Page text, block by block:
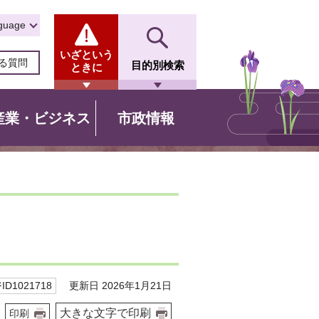
質問
いざという
ときに
目的別検索
業・ビジネス 市政情報
ID1021718 更新日 2026年1月21日
印刷 大きな文字で印刷